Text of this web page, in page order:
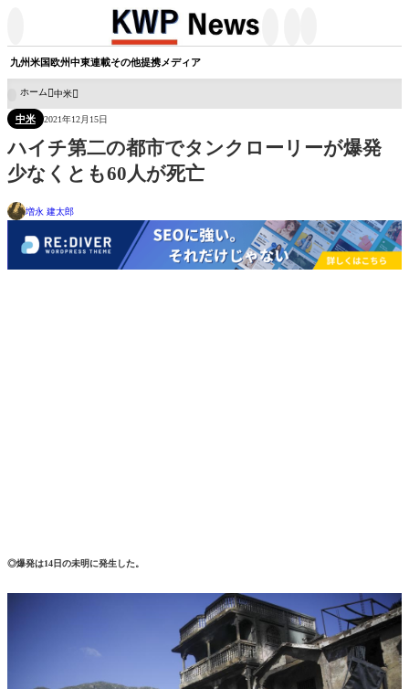
九州米国欧州中東連載その他提携メディア
ホーム 中米
中米 2021年12月15日
ハイチ第二の都市でタンクローリーが爆発
少なくとも60人が死亡
増永 建太郎
◎爆発は14日の未明に発生した。